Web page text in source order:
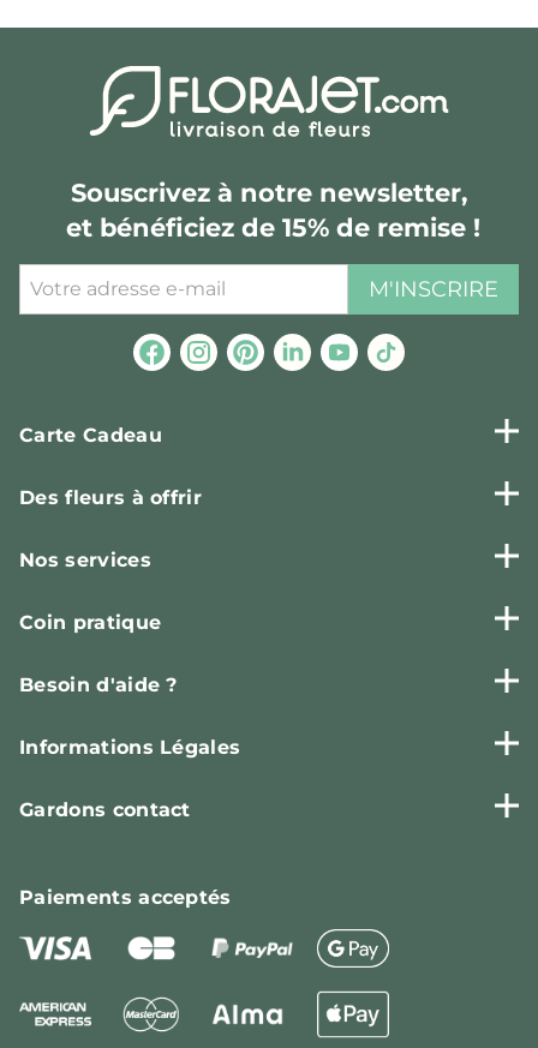
Souscrivez à notre newsletter,
et bénéficiez de 15% de remise !
M'INSCRIRE
Carte Cadeau
Des fleurs à offrir
Nos services
Coin pratique
Besoin d'aide ?
Informations Légales
Gardons contact
Paiementsacceptés